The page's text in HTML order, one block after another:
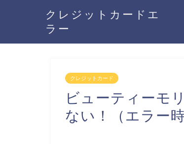
クレジットカードエ
ラー
クレジットカード
ビューティーモ
ない！（エラー